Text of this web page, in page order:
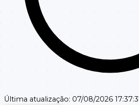
Última atualização: 07/08/2026